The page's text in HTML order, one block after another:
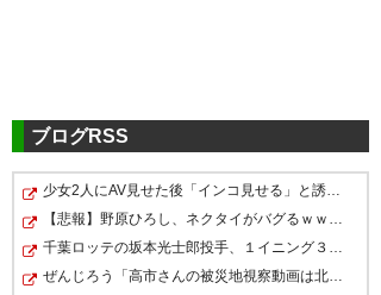
谷どのー＼(^o^)／＼(^o^)／
— なっつん@インフルエンザ(´･
ω･`) (kanagawa48)2018, 1月
19
西ケ谷さん！（○_○）！！ グラ
ンパスの仲間を呼んだのか、シ
ゲさん？平野孝もコーチに呼ん
西ケ谷さん、タフだなあ…。一
年くらい休養するのかと思って
たよ。サッカーが根っから好き
ブログRSS